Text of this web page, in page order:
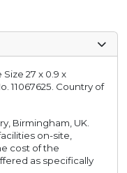
27 x 0.9 x
11067625. Country of
Birmingham, UK.
on-site,
cost of the
as specifically